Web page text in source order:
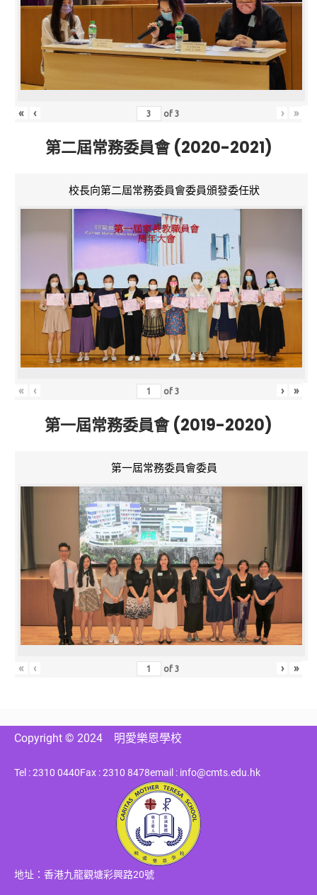
« ‹ of3 › »
第二屆常務委員會 (2020-2021)
校長向第二屆常務委員會委員頒發委任狀
« ‹ of3 › »
第一屆常務委員會 (2019-2020)
第一屆常務委員會委員
« ‹ of3 › »
Copyright © 2024 明愛樂恩學校
Tel : 2310 0440Fax : 2310 8478email : info@cmts.edu.hk
地址：香港九龍觀塘彩興路20號